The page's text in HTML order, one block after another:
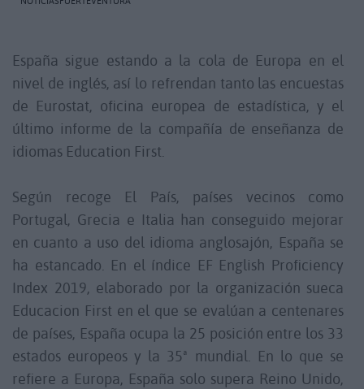
España sigue estando a la cola de Europa en el
nivel de inglés, así lo refrendan tanto las encuestas
de Eurostat, oficina europea de estadística, y el
último informe de la compañía de enseñanza de
idiomas Education First.
Según recoge El País, países vecinos como
Portugal, Grecia e Italia han conseguido mejorar
en cuanto a uso del idioma anglosajón, España se
ha estancado. En el índice EF English Proficiency
Index 2019, elaborado por la organización sueca
Educacion First en el que se evalúan a centenares
de países, España ocupa la 25 posición entre los 33
estados europeos y la 35ª mundial. En lo que se
refiere a Europa, España solo supera Reino Unido,